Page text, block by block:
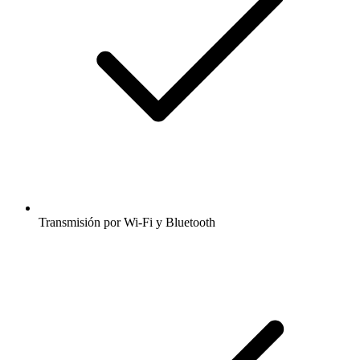
Transmisión por Wi-Fi y Bluetooth